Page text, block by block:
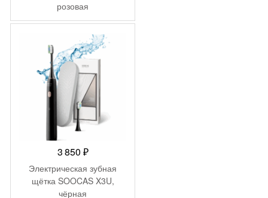
3
845 ₽.
розовая
3 850 ₽
Электрическая зубная
щётка SOOCAS X3U,
чёрная